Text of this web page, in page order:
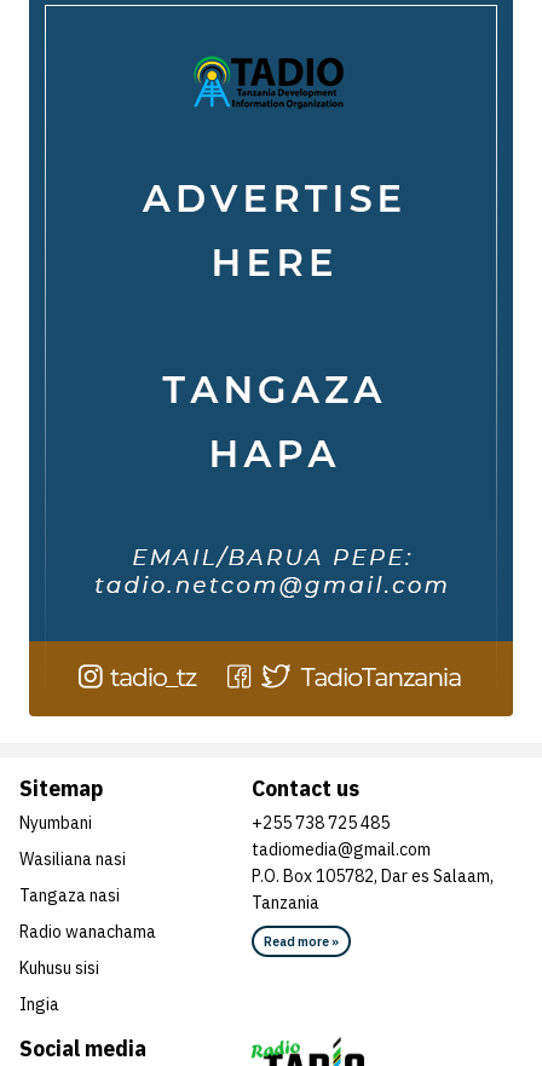
Social media
Sitemap
Nyumbani
Wasiliana nasi
Tangaza nasi
Radio wanachama
Kuhusu sisi
Ingia
Contact us
+255 738 725 485
tadiomedia@gmail.com
P.O. Box 105782, Dar es Salaam,
Tanzania
Read more »